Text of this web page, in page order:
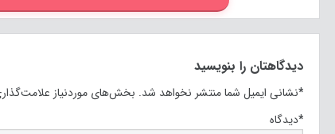
دیدگاهتان را بنویسید
نشانی ایمیل شما منتشر نخواهد شد. بخش‌های موردنیاز
*
دیدگاه*